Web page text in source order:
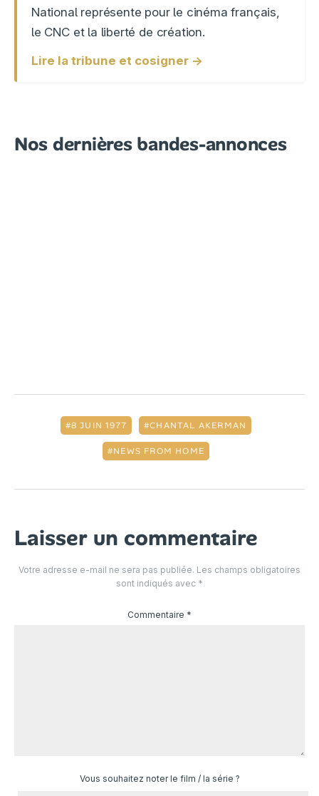
National représente pour le cinéma français,
le CNC et la liberté de création.
Lire la tribune et cosigner →
Nos dernières bandes-annonces
8 JUIN 1977 CHANTAL AKERMAN
NEWS FROM HOME
Laisser un commentaire
Votre adresse e-mail ne sera pas publiée. Les champs obligatoires
sont indiqués avec *
Commentaire *
Vous souhaitez noter le film / la série ?